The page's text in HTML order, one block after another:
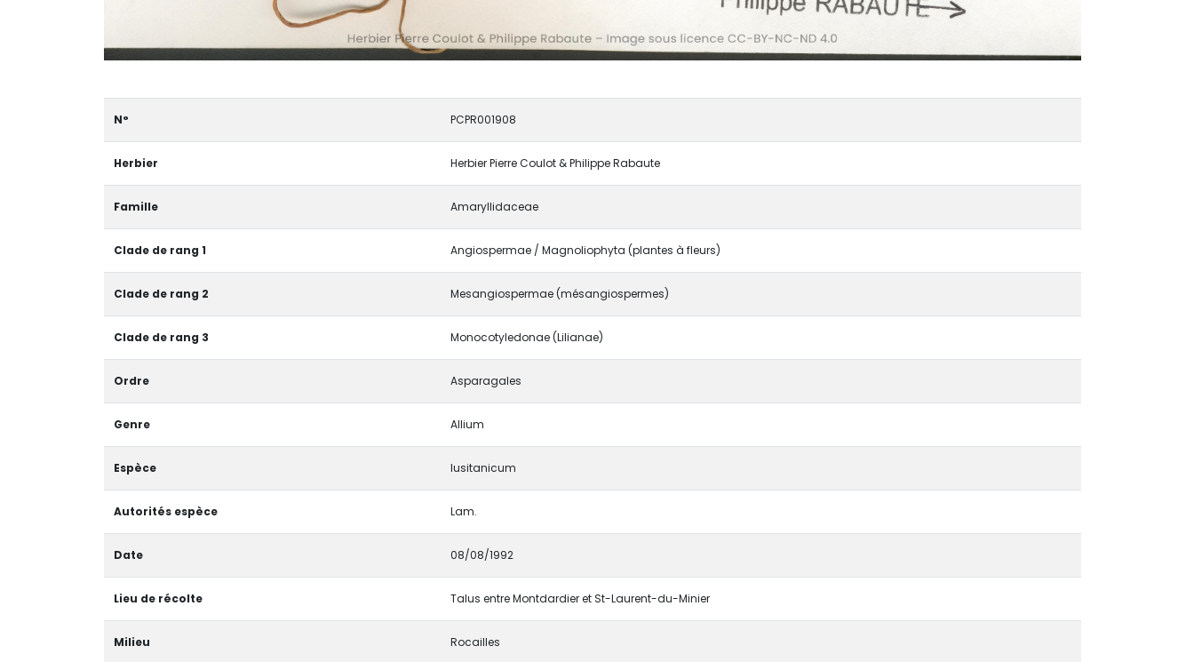
N° PCPR001908
Herbier Herbier Pierre Coulot & Philippe Rabaute
Famille Amaryllidaceae
Clade de rang 1 Angiospermae / Magnoliophyta (plantes à fleurs)
Clade de rang 2 Mesangiospermae (mésangiospermes)
Clade de rang 3 Monocotyledonae (Lilianae)
Ordre Asparagales
Genre Allium
Espèce lusitanicum
Autorités espèce Lam.
Date 08/08/1992
Lieu de récolte Talus entre Montdardier et St-Laurent-du-Minier
Milieu Rocailles